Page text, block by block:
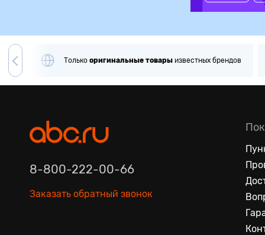
товарыизвестных брендов Примеркаи
8-800-222-00-66
Заказать обратный звонок